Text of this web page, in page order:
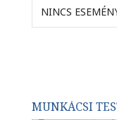
NINCS
MUNKÁCSI